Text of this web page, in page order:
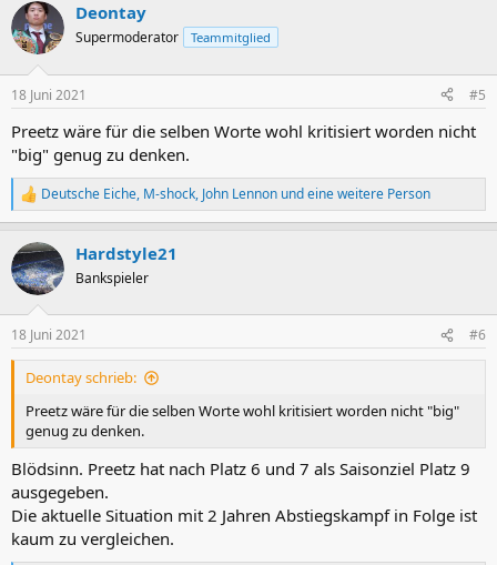
k
t
i
e
:
Deontay
Supermoderator Teammitglied
18 Juni 2021 #5
Preetz wäre für die selben Worte wohl kritisiert worden nicht
"big" genug zu denken.
R
e
k
t
i
e
n
Deutsche Eiche, M-shock, John Lennon und eine weitere Person
Hardstyle21
Bankspieler
18 Juni 2021 #6
Deontay schrieb:
Preetz wäre für die selben Worte wohl kritisiert worden nicht "big"
genug zu denken.
Blödsinn. Preetz hat nach Platz 6 und 7 als Saisonziel Platz 9
ausgegeben.
Die aktuelle Situation mit 2 Jahren Abstiegskampf in Folge ist
kaum zu vergleichen.